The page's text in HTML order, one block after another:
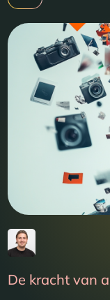
De kracht van